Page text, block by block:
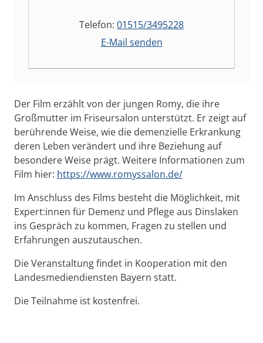
Telefon: 01515/3495228
E-Mail senden
Der Film erzählt von der jungen Romy, die ihre
Großmutter im Friseursalon unterstützt. Er zeigt auf
berührende Weise, wie die demenzielle Erkrankung
deren Leben verändert und ihre Beziehung auf
besondere Weise prägt. Weitere Informationen zum
Film hier: https://www.romyssalon.de/
Im Anschluss des Films besteht die Möglichkeit, mit
Expert:innen für Demenz und Pflege aus Dinslaken
ins Gespräch zu kommen, Fragen zu stellen und
Erfahrungen auszutauschen.
Die Veranstaltung findet in Kooperation mit den
Landesmediendiensten Bayern statt.
Die Teilnahme ist kostenfrei.